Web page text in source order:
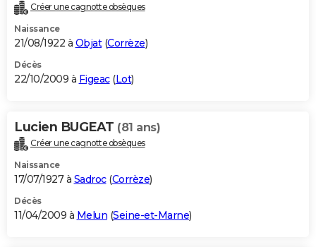
Créer une cagnotte obsèques
Naissance
21/08/1922 à Objat(Corrèze)
Décès
22/10/2009 à Figeac(Lot)
Lucien BUGEAT (81 ans)
Créer une cagnotte obsèques
Naissance
17/07/1927 à Sadroc(Corrèze)
Décès
11/04/2009 à Melun (Seine-et-Marne)